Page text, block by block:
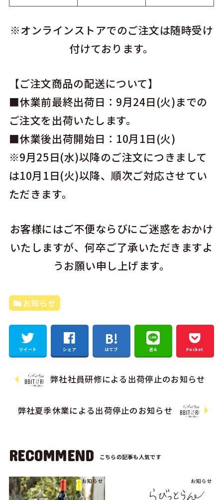
※オンラインストアでのご注文は随時受け
付けております。
【ご注文商品の配送について】
■休業前最終出荷日：9月24日(火)までの
ご注文を出荷いたします。
■休業後出荷開始日：10月1日(火)
※9月25日(水)以降のご注文につきまして
は10月1日(火)以降、順次ご対応させてい
ただきます。
お客様にはご不便ならびにご迷惑をおかけ
いたしますが、何卒ご了承いただきますよ
うお願い申し上げます。
お知らせ
ツイート シェア はてブ 送る Pocket
弊社社員研修による出荷停止のお知らせ
弊社夏季休業による出荷停止のお知らせ
RECOMMEND
お知らせ お知らせ